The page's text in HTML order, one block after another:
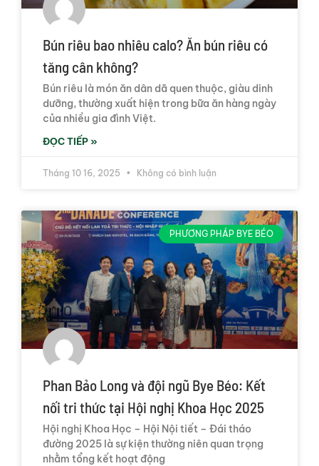
Bún riêu bao nhiêu calo? Ăn bún riêu có
tăng cân không?
Bún riêu là món ăn dân dã quen thuộc, giàu dinh
dưỡng, thường xuất hiện trong bữa ăn hàng ngày
của nhiều gia đình Việt.
ĐỌC TIẾP »
Tháng 10 16, 2025 Không có bình luận
PHƯƠNG PHÁP BYE BÉO
Phan Bảo Long và đội ngũ Bye Béo: Kết
nối tri thức tại Hội nghị Khoa Học 2025
Hội nghị Khoa Học – Hội Nội tiết – Đái tháo
đường 2025 là sự kiện thường niên quan trọng
nhằm tổng kết hoạt động